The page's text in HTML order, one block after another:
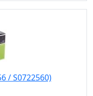
/ S0722560)